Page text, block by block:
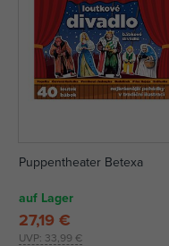
Puppentheater Betexa
auf Lager
UVP: 33,99 €
27,19 €